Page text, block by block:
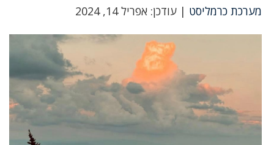
מערכת כרמליסט | עודכן: אפריל 14, 2024